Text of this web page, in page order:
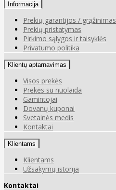
Informacija
Prekių garantijos / grąžinimas
Prekių pristatymas
Pirkimo sąlygos ir taisyklės
Privatumo politika
Klientų aptarnavimas
Visos prekės
Prekės su nuolaida
Gamintojai
Dovanų kuponai
Svetainės medis
Kontaktai
Klientams
Klientams
Užsakymų istorija
Kontaktai